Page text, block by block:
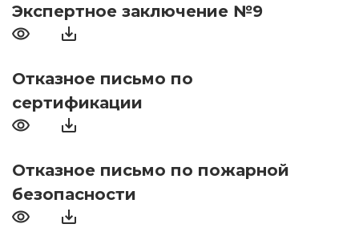
Экспертное заключение №9
Отказное письмо по
сертификации
Отказное письмо по пожарной
безопасности